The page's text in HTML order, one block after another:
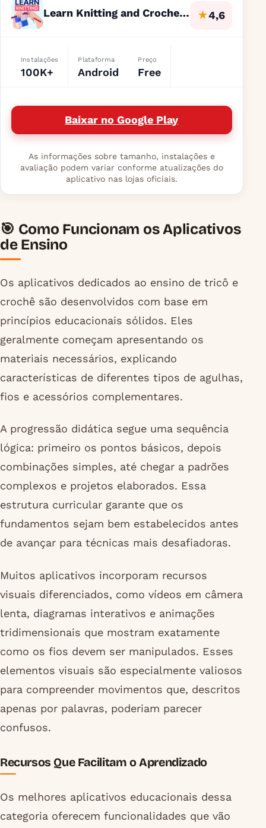
Learn Knitting and Crocheting ★4,6
Instalações
100K+
Plataforma
Android
Preço
Free
Baixar no Google Play
As informações sobre tamanho, instalações e
avaliação podem variar conforme atualizações do
aplicativo nas lojas oficiais.
🎯 Como Funcionam os Aplicativos
de Ensino
Os aplicativos dedicados ao ensino de tricô e
crochê são desenvolvidos com base em
princípios educacionais sólidos. Eles
geralmente começam apresentando os
materiais necessários, explicando
características de diferentes tipos de agulhas,
fios e acessórios complementares.
A progressão didática segue uma sequência
lógica: primeiro os pontos básicos, depois
combinações simples, até chegar a padrões
complexos e projetos elaborados. Essa
estrutura curricular garante que os
fundamentos sejam bem estabelecidos antes
de avançar para técnicas mais desafiadoras.
Muitos aplicativos incorporam recursos
visuais diferenciados, como vídeos em câmera
lenta, diagramas interativos e animações
tridimensionais que mostram exatamente
como os fios devem ser manipulados. Esses
elementos visuais são especialmente valiosos
para compreender movimentos que, descritos
apenas por palavras, poderiam parecer
confusos.
Recursos Que Facilitam o Aprendizado
Os melhores aplicativos educacionais dessa
categoria oferecem funcionalidades que vão